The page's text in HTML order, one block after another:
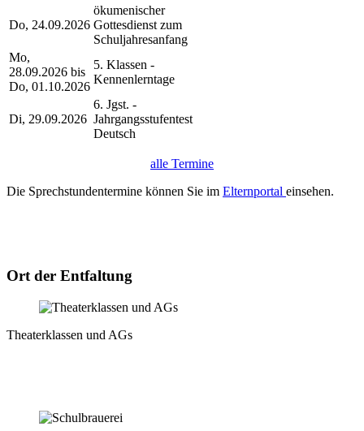
Do, 24.09.2026
ökumenischer
Gottesdienst zum
Schuljahresanfang
Mo,
28.09.2026 bis
Do, 01.10.2026
5. Klassen -
Kennenlerntage
Di, 29.09.2026
6. Jgst. -
Jahrgangsstufentest
Deutsch
alle Termine
Die Sprechstundentermine können Sie im Elternportal einsehen.
Ort der Entfaltung
Theaterklassen und AGs